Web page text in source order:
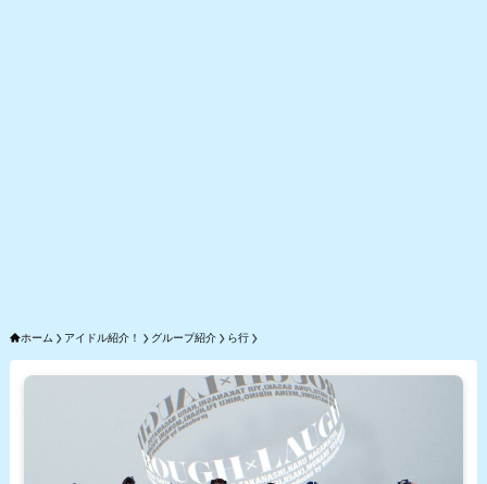
ホーム アイドル紹介！ グループ紹介 ら行